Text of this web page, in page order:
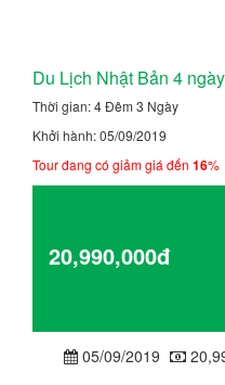
Du Lịch Nhật Bản 4
Thời gian: 4 Đêm 3 Ngày
Khởi hành: 05/09/2019
Tour đang có giảm giá đến 16%
20,990,000đ
05/09/2019